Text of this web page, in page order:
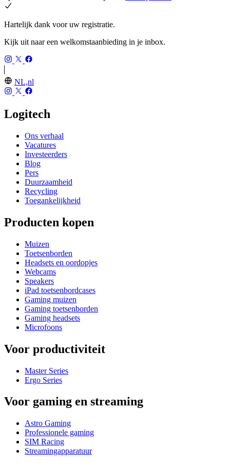
Hartelijk dank voor uw registratie.
Kijk uit naar een welkomstaanbieding in je inbox.
NL,nl
Logitech
Ons verhaal
Vacatures
Investeerders
Blog
Pers
Duurzaamheid
Recycling
Toegankelijkheid
Producten kopen
Muizen
Toetsenborden
Headsets en oordopjes
Webcams
Speakers
iPad toetsenbordcases
Gaming muizen
Gaming toetsenborden
Gaming headsets
Microfoons
Voor productiviteit
Master Series
Ergo Series
Voor gaming en streaming
Astro Gaming
Professionele gaming
SIM Racing
Streamingapparatuur